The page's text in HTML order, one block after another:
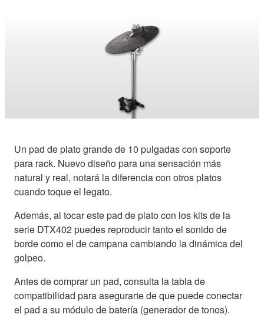
Un pad de plato grande de 10 pulgadas con soporte
para rack. Nuevo diseño para una sensación más
natural y real, notará la diferencia con otros platos
cuando toque el legato.
Además, al tocar este pad de plato con los kits de la
serie DTX402 puedes reproducir tanto el sonido de
borde como el de campana cambiando la dinámica del
golpeo.
Antes de comprar un pad, consulta la tabla de
compatibilidad para asegurarte de que puede conectar
el pad a su módulo de batería (generador de tonos).